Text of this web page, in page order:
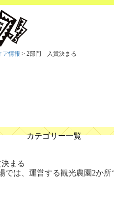
ア情報 > 2部門 入賞決まる
カテゴリー一覧
まる
では、運営する観光農園2か